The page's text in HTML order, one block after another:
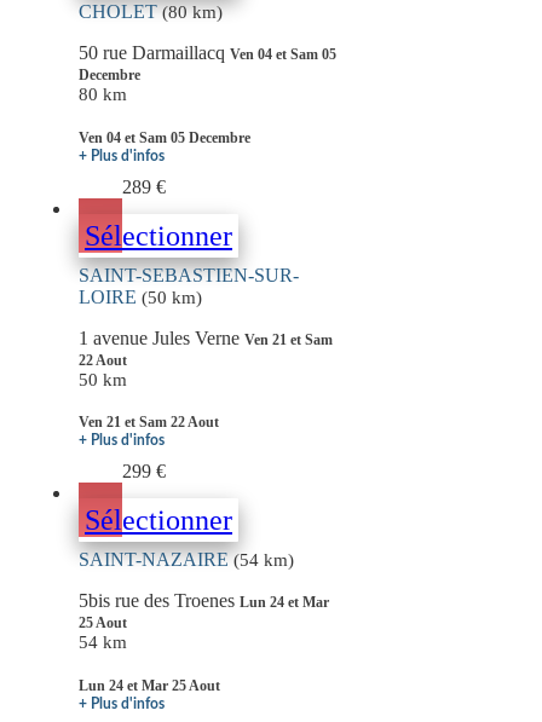
CHOLET(80 km)
50 rue Darmaillacq Ven 04 et Sam 05
Decembre
80 km
Ven 04 et Sam 05 Decembre
+ Plus d'infos
289 €
Sélectionner
SAINT-SEBASTIEN-SUR-
LOIRE (50 km)
1 avenue Jules Verne Ven 21 et Sam
22 Aout
50 km
Ven 21 et Sam 22 Aout
+ Plus d'infos
299 €
Sélectionner
SAINT-NAZAIRE(54 km)
5bis rue des Troenes Lun 24 et Mar
25 Aout
54 km
Lun 24 et Mar 25 Aout
+ Plus d'infos